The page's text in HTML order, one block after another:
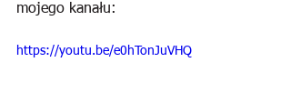
mojego kanału:
https://youtu.be/e0hTonJuVHQ